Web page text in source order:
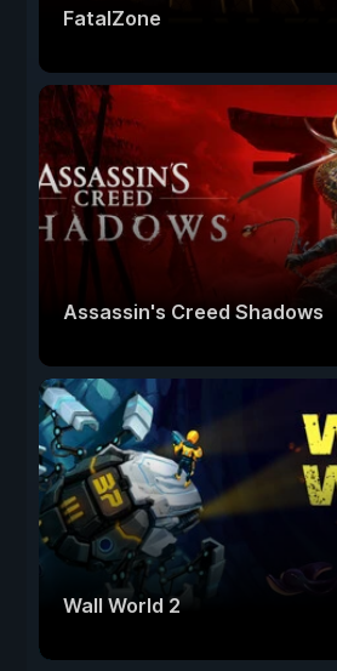
FatalZone
Assassin's Creed Shadows
Wall World 2